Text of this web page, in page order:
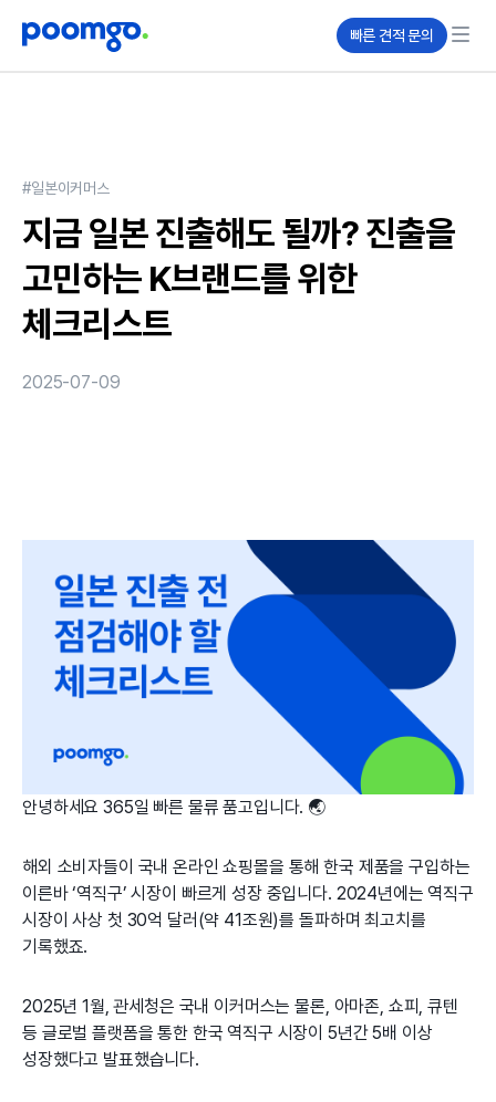
빠른 견적 문의
#일본이커머스
지금 일본 진출해도 될까? 진출을
고민하는 K브랜드를 위한
체크리스트
2025-07-09
안녕하세요 365일 빠른 물류 품고입니다. 🌏
해외 소비자들이 국내 온라인 쇼핑몰을 통해 한국 제품을 구입하는
이른바 ‘역직구’ 시장이 빠르게 성장 중입니다. 2024년에는 역직구
시장이 사상 첫 30억 달러(약 41조원)를 돌파하며 최고치를
기록했죠.
2025년 1월, 관세청은 국내 이커머스는 물론, 아마존, 쇼피, 큐텐
등 글로벌 플랫폼을 통한 한국 역직구 시장이 5년간 5배 이상
성장했다고 발표했습니다.